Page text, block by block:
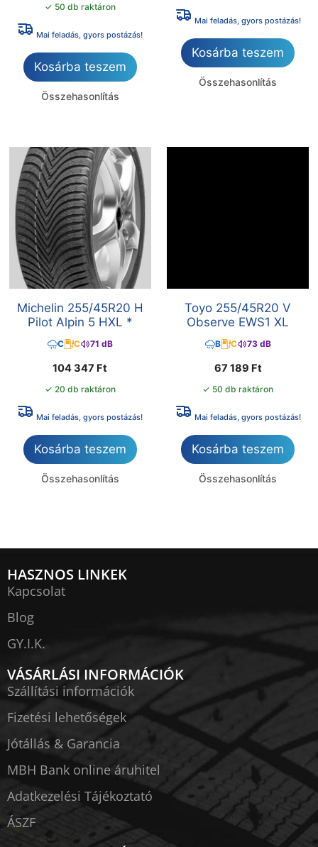
✓ 50 db raktáron
Mai feladás, gyors postázás!
Kosárba teszem
Összehasonlítás
Mai feladás, gyors postázás!
Kosárba teszem
Összehasonlítás
Michelin 255/45R20 H
Pilot Alpin 5 HXL *
C C 71 dB
104 347 Ft
✓ 20 db raktáron
Mai feladás, gyors postázás!
Kosárba teszem
Összehasonlítás
Toyo 255/45R20 V
Observe EWS1 XL
B C 73 dB
67 189 Ft
✓ 50 db raktáron
Mai feladás, gyors postázás!
Kosárba teszem
Összehasonlítás
HASZNOS LINKEK
Kapcsolat
Blog
GY.I.K.
VÁSÁRLÁSI INFORMÁCIÓK
Szállítási információk
Fizetési lehetőségek
Jótállás & Garancia
MBH Bank online áruhitel
Adatkezelési Tájékoztató
ÁSZF